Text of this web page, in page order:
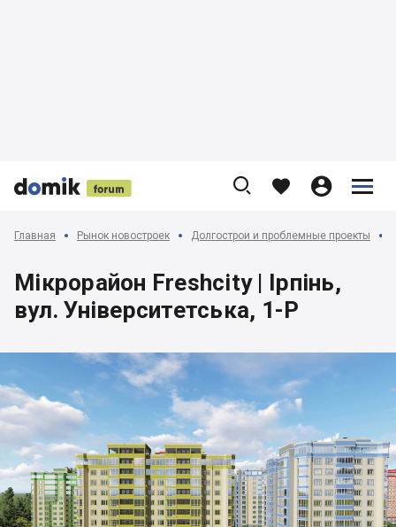


 
    


Главная Рынок новостроек Долгострои и проблемные проекты
Мікрорайон Freshcity | Ірпінь,
вул. Університетська, 1-P